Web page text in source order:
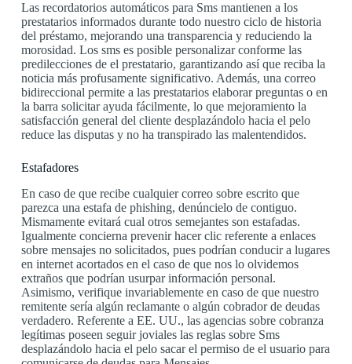
Las recordatorios automáticos para Sms mantienen a los
prestatarios informados durante todo nuestro ciclo de historia
del préstamo, mejorando una transparencia y reduciendo la
morosidad. Los sms es posible personalizar conforme las
predilecciones de el prestatario, garantizando así que reciba la
noticia más profusamente significativo. Además, una correo
bidireccional permite a las prestatarios elaborar preguntas o en
la barra solicitar ayuda fácilmente, lo que mejoramiento la
satisfacción general del cliente desplazándolo hacia el pelo
reduce las disputas y no ha transpirado las malentendidos.
Estafadores
En caso de que recibe cualquier correo sobre escrito que
parezca una estafa de phishing, denúncielo de contiguo.
Mismamente evitará cual otros semejantes son estafadas.
Igualmente concierna prevenir hacer clic referente a enlaces
sobre mensajes no solicitados, pues podrían conducir a lugares
en internet acortados en el caso de que nos lo olvidemos
extraños que podrían usurpar información personal.
Asimismo, verifique invariablemente en caso de que nuestro
remitente serí­a algún reclamante o algún cobrador de deudas
verdadero. Referente a EE. UU., las agencias sobre cobranza
legítimas poseen seguir joviales las reglas sobre Sms
desplazándolo hacia el pelo sacar el permiso de el usuario para